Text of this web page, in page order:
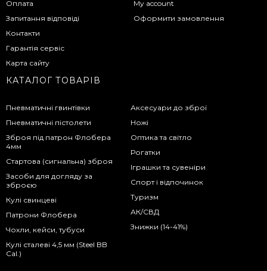
Оплата
Запитання відповіді
Контакти
Гарантія сервіс
Карта сайту
My account
Оформити замовлення
КАТАЛОГ ТОВАРІВ
Пневматичні гвинтівки
Пневматичні пістолети
Зброя під патрон Флобера
4мм
Стартова (сигнальна) зброя
Засоби для догляду за
зброєю
Кулі свинцеві
Патрони Флобера
Чохли, кейси, тубуси
Кулі сталеві 4,5 мм (Steel BB
Cal.)
Аксесуари до зброї
Ножі
Оптика та світло
Рогатки
Іграшки та сувеніри
Спорт і відпочинок
Туризм
АК/СВД
Знижки (14-41%)